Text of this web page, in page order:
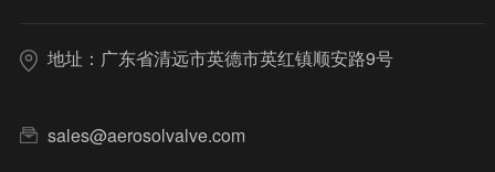
地址：广东省清远市英德市英红镇顺安路9号
sales@aerosolvalve.com